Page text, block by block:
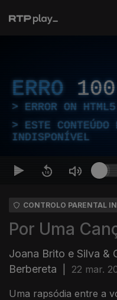
ERRO 100
ERROR ON
ESTE CONTEÚDO
INDISPONÍVEL
CONTROLO PARENTAL
Por Uma
Joana Brito e Silva &
Berbereta
22 mar.
Uma rapsódia entre a